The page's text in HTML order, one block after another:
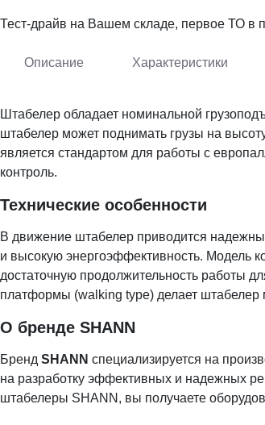
Тест-драйв на Вашем складе, первое ТО в
Описание Характеристики
Штабелер обладает номинальной
штабелер может поднимать грузы на
является стандартом для работы с
контроль.
Технические особенности
В движение штабелер приводится
и высокую энергоэффективность. Модель
достаточную продолжительность работы
платформы (walking type) делает
О бренде SHANN
Бренд SHANN специализируется на
на разработку эффективных и надежных
штабелеры SHANN, вы получаете